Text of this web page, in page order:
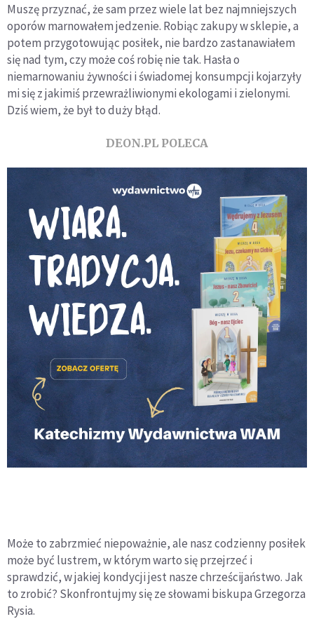
Muszę przyznać, że sam przez wiele lat bez najmniejszych
oporów marnowałem jedzenie. Robiąc zakupy w sklepie, a
potem przygotowując posiłek, nie bardzo zastanawiałem
się nad tym, czy może coś robię nie tak. Hasła o
niemarnowaniu żywności i świadomej konsumpcji kojarzyły
mi się z jakimiś przewrażliwionymi ekologami i zielonymi.
Dziś wiem, że był to duży błąd.
DEON.PL POLECA
Może to zabrzmieć niepoważnie, ale nasz codzienny posiłek
może być lustrem, w którym warto się przejrzeć i
sprawdzić, w jakiej kondycji jest nasze chrześcijaństwo. Jak
to zrobić? Skonfrontujmy się ze słowami biskupa Grzegorza
Rysia.